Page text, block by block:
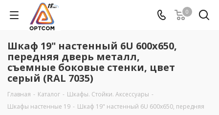
0
Шкаф 19" настенный 6U 600х650,
передняя дверь металл,
съемные боковые стенки, цвет
серый (RAL 7035)
Главная - Каталог - Шкафы. Стойки. Аксесcуары -
Шкафы настенные 19 - Шкаф 19" настенный 6U 600х650, передняя